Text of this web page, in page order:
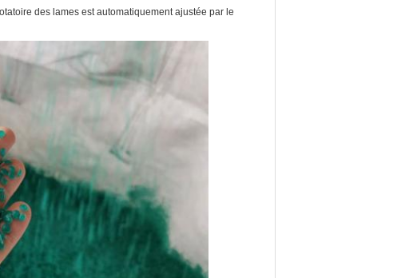
des lames est automatiquement ajustée par le